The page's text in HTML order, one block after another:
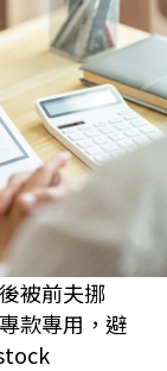
被前夫挪
款專用，避